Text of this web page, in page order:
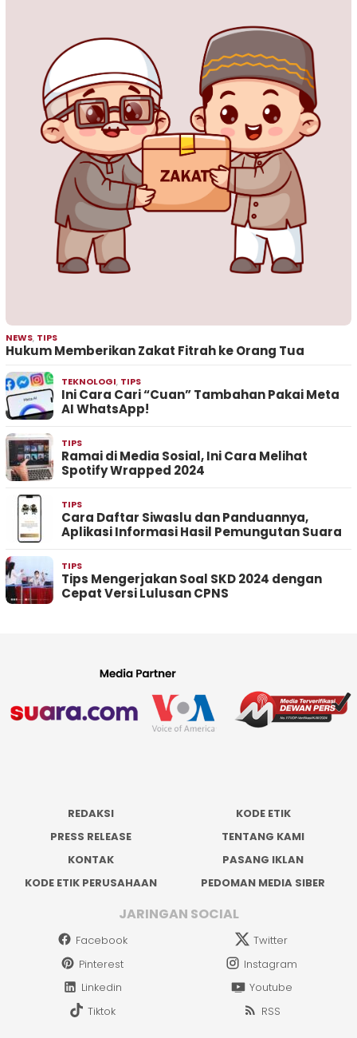
NEWS, TIPS
Hukum Memberikan Zakat Fitrah ke Orang Tua
TEKNOLOGI, TIPS
Ini Cara Cari “Cuan” Tambahan Pakai Meta
AI WhatsApp!
TIPS
Ramai di Media Sosial, Ini Cara Melihat
Spotify Wrapped 2024
TIPS
Cara Daftar Siwaslu dan Panduannya,
Aplikasi Informasi Hasil Pemungutan Suara
TIPS
Tips Mengerjakan Soal SKD 2024 dengan
Cepat Versi Lulusan CPNS
REDAKSI
KODE ETIK
PRESS RELEASE
TENTANG KAMI
KONTAK
PASANG IKLAN
KODE ETIK PERUSAHAAN
PEDOMAN MEDIA SIBER
JARINGAN SOCIAL
Facebook
Twitter
Pinterest
Instagram
Linkedin
Youtube
Tiktok
RSS